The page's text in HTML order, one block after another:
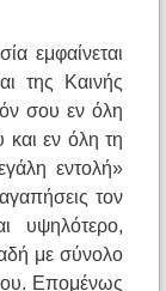
εμφαίνεται
της Καινής
σου εν όλη
εν όλη τη
εντολή»
τον
υψηλότερο,
με σύνολο
Επομένως